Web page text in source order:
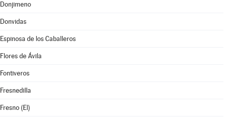
Donjimeno
Donvidas
Espinosa de los Caballeros
Flores de Ávila
Fontiveros
Fresnedilla
Fresno (El)